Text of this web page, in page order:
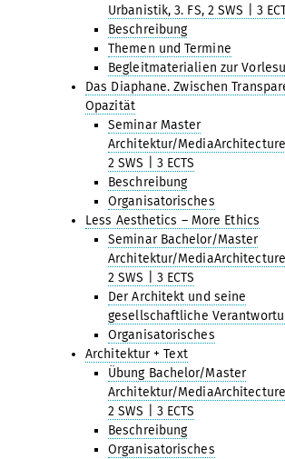
Urbanistik, 3. FS, 2 SWS | 3
Beschreibung
Themen und Termine
Begleitmaterialien zur
Das Diaphane. Zwischen
Opazität
Seminar Master
Architektur/MediaArchitecture
2 SWS | 3 ECTS
Beschreibung
Organisatorisches
Less Aesthetics – More Ethics
Seminar Bachelor/Master
Architektur/
2 SWS | 3 ECTS
Der Architekt und seine
gesellschaftliche
Organisatorisches
Architektur + Text
Übung Bachelor/Master
Architektur/
2 SWS | 3 ECTS
Beschreibung
Organisatorisches